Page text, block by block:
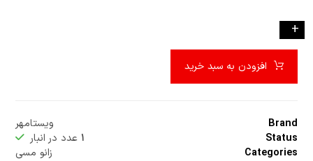
+
افزودن به سبد خرید
Brand
ویستامهر
Status
۱ عدد در انبار
Categories
زانو مسی